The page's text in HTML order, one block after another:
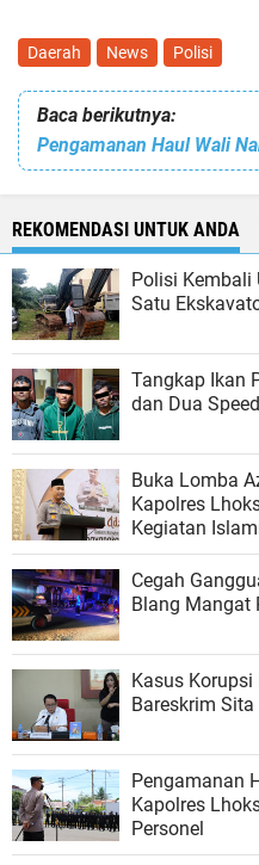
Daerah News Polisi
Baca berikutnya:
REKOMENDASI UNTUK ANDA
Polisi Kembali
Satu
Tangkap Ikan
dan Dua
Buka Lomba
Kapolres
Kegiatan
Cegah
Blang Mangat
Kasus Korupsi
Bareskrim
Pengamanan
Kapolres
Personel